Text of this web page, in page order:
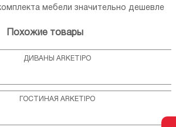
мебели значительно дешевле
Похожие товары
ДИВАНЫ ARKETIPO
ГОСТИНАЯ ARKETIPO